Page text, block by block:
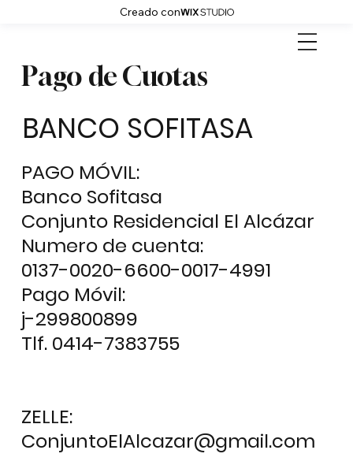
Creado con
Pago de Cuotas
BANCO SOFITASA
PAGO MÓVIL:
Banco Sofitasa
Conjunto Residencial El Alcázar
Numero de cuenta:
0137-0020-6600-0017-4991
Pago Móvil:
j-299800899
Tlf. 0414-7383755
ZELLE:
ConjuntoElAlcazar@gmail.com